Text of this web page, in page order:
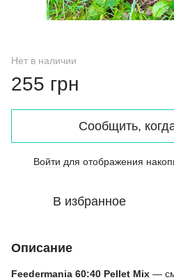
Нет в наличии
255 грн
Сообщить,
Войти для отображения
В избранное
Описание
Feedermania 60:40 Pellet Mix —